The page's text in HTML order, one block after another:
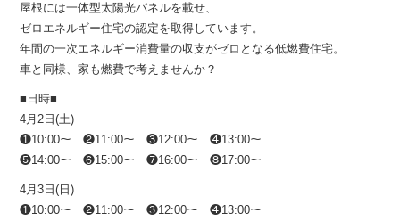
屋根には一体型太陽光パネルを載せ、
ゼロエネルギー住宅の認定を取得しています。
年間の一次エネルギー消費量の収支がゼロとなる低燃費住宅。
車と同様、家も燃費で考えませんか？
■日時■
4月2日(土)
❶10:00〜 ❷11:00〜 ❸12:00〜 ❹13:00〜
❺14:00〜 ❻15:00〜 ❼16:00〜 ❽17:00〜
4月3日(日)
❶10:00〜 ❷11:00〜 ❸12:00〜 ❹13:00〜